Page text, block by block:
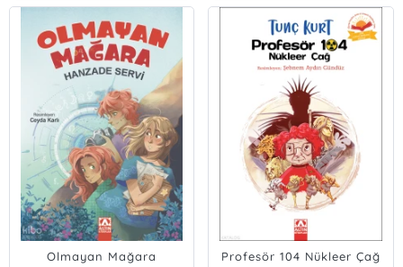
Olmayan Mağara Profesör 104 Nükleer Çağ